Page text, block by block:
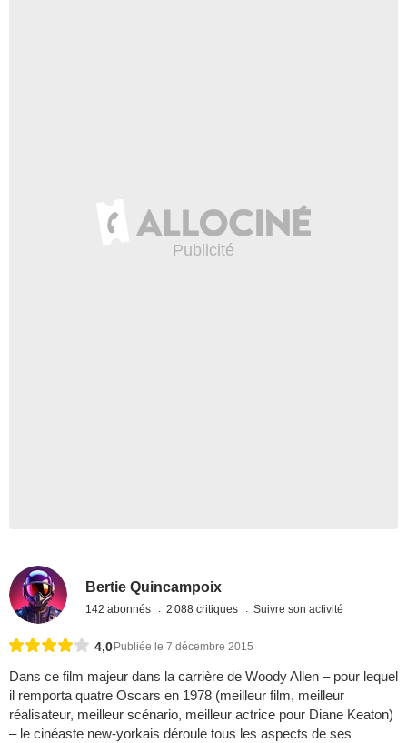
Bertie Quincampoix
142 abonnés 2 088 critiques Suivre son activité
4,0 Publiée le 7 décembre 2015
Dans ce film majeur dans la carrière de Woody Allen – pour lequel
il remporta quatre Oscars en 1978 (meilleur film, meilleur
réalisateur, meilleur scénario, meilleur actrice pour Diane Keaton)
– le cinéaste new-yorkais déroule tous les aspects de ses